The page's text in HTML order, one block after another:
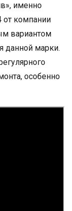
именно
от компании
вариантом
данной марки.
особенно